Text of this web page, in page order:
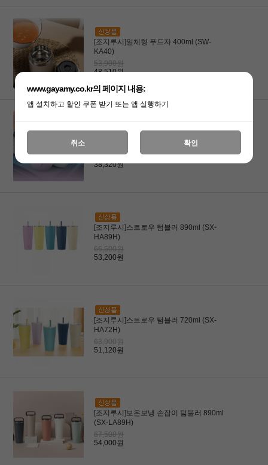
[조지루시]일체형 푸드자 400ml (SW-
KA40)
53,900원
48,510원
[조지루시]미니 보온 푸드자 260ml SW-
47,900원
38,320원
[조지루시]스트로우 텀블러 890ml (SX-
HA89H)
66,500원
53,200원
[조지루시]스트로우 텀블러 720ml (SX-
HA72H)
63,900원
51,120원
[조지루시]보온보냉 손잡이 텀블러 890ml
(SX-LA89H)
67,500원
54,000원
www.gayamy.co.kr의 페이지 내용:
앱 설치하고 할인 쿠폰 받기 또는 앱 실행하기
취소 확인